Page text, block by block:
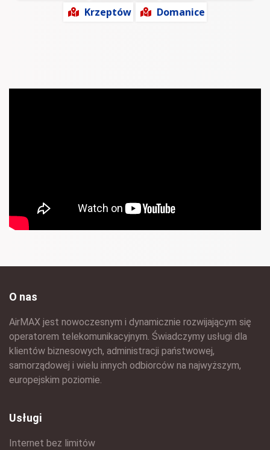
Krzeptów
Domanice
O nas
AirMAX jest nowoczesnym i dynamicznie rozwijającym się
operatorem telekomunikacyjnym. Świadczymy usługi dla
klientów biznesowych, administracji państwowej,
samorządowej i wielu innych odbiorców na najwyższym,
europejskim poziomie.
Usługi
Internet bez limitów